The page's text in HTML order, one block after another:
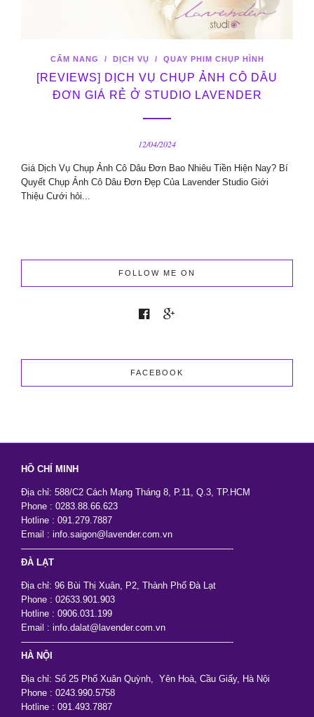
CẨM NANG / DỊCH VỤ / QUAY PHIM CHỤP HÌNH
[REVIEWS] DỊCH VỤ CHỤP ẢNH CÔ DÂU
ĐƠN GIÁ RẺ Ở STUDIO LAVENDER
12/04/2024
Giá Dịch Vụ Chụp Ảnh Cô Dâu Đơn Bao Nhiêu Tiền Hiện Nay? Bí
Quyết Chụp Ảnh Cô Dâu Đơn Đẹp Của Lavender Studio Giới
Thiệu Cưới hỏi...
FOLLOW ME ON
FACEBOOK
HỒ CHÍ MINH
Địa chỉ: 588/C2 Cách Mạng Tháng 8, P.11, Q.3, TP.HCM
Phone : 0283.88.66.623
Hotline : 091.279.7887
Email : info.saigon@lavender.com.vn
———————————————————————-
ĐÀ LẠT
Địa chỉ: 96 Bùi Thị Xuân, P2, Thành Phố Đà Lạt
Phone : 02633.901.903
Hotline : 0906.031.199
Email : info.dalat@lavender.com.vn
———————————————————————-
HÀ NỘI
Địa chỉ: Số 25 Phố Xuân Quỳnh, Yên Hoà, Cầu Giấy, Hà Nội
Phone : 0243.990.5758
Hotline : 091.493.7887